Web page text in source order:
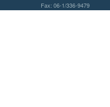
Fax: 06-1/336-9479